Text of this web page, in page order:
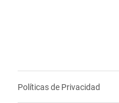
Políticas de Privacidad